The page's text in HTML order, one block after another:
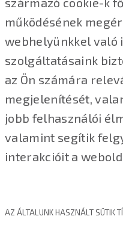
működésének
webhelyünkkel való
szolgáltatásaink
az Ön számára
megjelenítését,
jobb felhasználói
valamint segítik
interakcióit a
AZ ÁLTALUNK HASZNÁLT SÜTIK